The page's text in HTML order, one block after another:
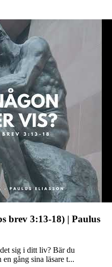
brev 3:13-18) | Paulus
sig i ditt liv? Bär du
gång sina läsare t...